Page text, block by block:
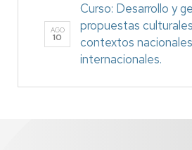
AGO
10
Curso: Desarrollo y
propuestas
contextos
internacionales.